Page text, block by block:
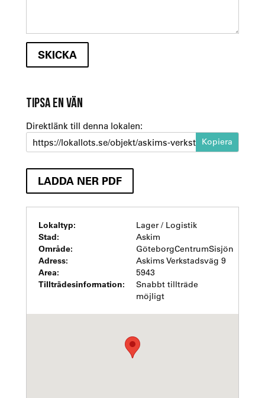
TIPSA EN VÄN
Direktlänk till denna lokalen:
https://lokallots.se/objekt/askims-verkstadsvag-9
LADDA NER PDF
Lokaltyp: Lager / Logistik
Stad: Askim
Område: GöteborgCentrumSisjön
Adress: Askims Verkstadsväg 9
Area: 5943
Tillträdesinformation:
Snabbt tillträde
möjligt